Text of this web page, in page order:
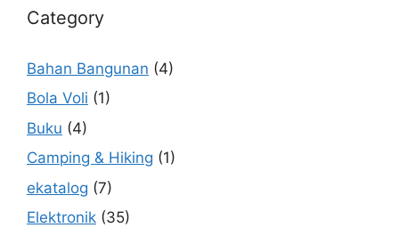
Category
Bahan Bangunan (4)
Bola Voli (1)
Buku (4)
Camping & Hiking (1)
ekatalog (7)
Elektronik (35)